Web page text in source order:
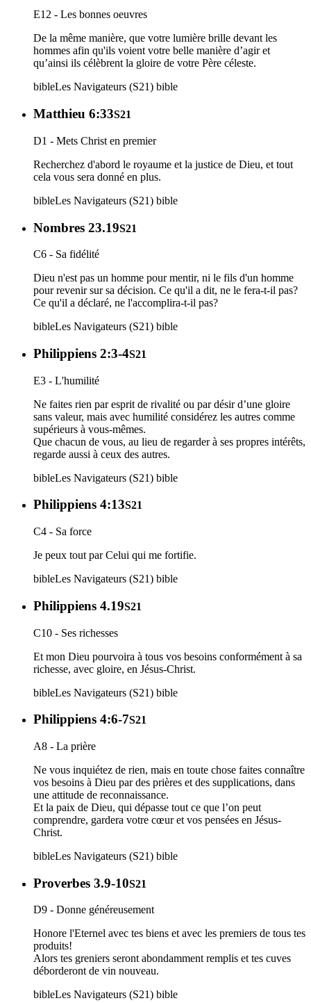
E12 - Les bonnes oeuvres
De la même manière, que votre lumière brille devant les
hommes afin qu'ils voient votre belle manière d’agir et
qu’ainsi ils célèbrent la gloire de votre Père céleste.
bibleLes Navigateurs (S21) bible
Matthieu 6:33S21
D1 - Mets Christ en premier
Recherchez d'abord le royaume et la justice de Dieu, et tout
cela vous sera donné en plus.
bibleLes Navigateurs (S21) bible
Nombres 23.19S21
C6 - Sa fidélité
Dieu n'est pas un homme pour mentir, ni le fils d'un homme
pour revenir sur sa décision. Ce qu'il a dit, ne le fera-t-il pas?
Ce qu'il a déclaré, ne l'accomplira-t-il pas?
bibleLes Navigateurs (S21) bible
Philippiens 2:3-4S21
E3 - L'humilité
Ne faites rien par esprit de rivalité ou par désir d’une gloire
sans valeur, mais avec humilité considérez les autres comme
supérieurs à vous-mêmes.
Que chacun de vous, au lieu de regarder à ses propres intérêts,
regarde aussi à ceux des autres.
bibleLes Navigateurs (S21) bible
Philippiens 4:13S21
C4 - Sa force
Je peux tout par Celui qui me fortifie.
bibleLes Navigateurs (S21) bible
Philippiens 4.19S21
C10 - Ses richesses
Et mon Dieu pourvoira à tous vos besoins conformément à sa
richesse, avec gloire, en Jésus-Christ.
bibleLes Navigateurs (S21) bible
Philippiens 4:6-7S21
A8 - La prière
Ne vous inquiétez de rien, mais en toute chose faites connaître
vos besoins à Dieu par des prières et des supplications, dans
une attitude de reconnaissance.
Et la paix de Dieu, qui dépasse tout ce que l’on peut
comprendre, gardera votre cœur et vos pensées en Jésus-
Christ.
bibleLes Navigateurs (S21) bible
Proverbes 3.9-10S21
D9 - Donne généreusement
Honore l'Eternel avec tes biens et avec les premiers de tous tes
produits!
Alors tes greniers seront abondamment remplis et tes cuves
déborderont de vin nouveau.
bibleLes Navigateurs (S21) bible